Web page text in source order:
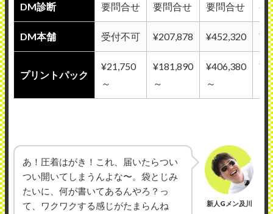
DM診断 要問合せ 要問合せ 要問合せ 要
DM本舗 受付不可 ¥207,878 ¥452,320
プリントパック
¥21,750
～
¥181,890
～
¥406,380
～
～
あ！圧着はがき！これ、届いたらつい
つい開いてしまうんよな〜。袋とじみ
たいに、何が書いてあるんやろ？っ
て、ワクワクする感じがたまらんね
新人Gメン及川